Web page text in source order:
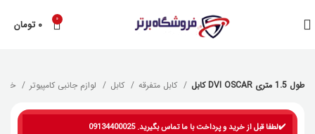
0 ۰ تومان
کابل کابل متفرقه کابل DVI OSCAR طول 1.5 متری
✔️لطفا قبل از خرید و پرداخت با ما تماس بگیرید. 09134400025